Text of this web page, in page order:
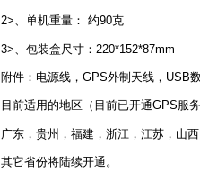
2>、单机重量： 约90克
3>、包装盒尺寸：220*152*87mm
附件：电源线，GPS外制天线，USB
目前适用的地区（目前已开通GPS服
广东，贵州，福建，浙江，江苏，山
其它省份将陆续开通。